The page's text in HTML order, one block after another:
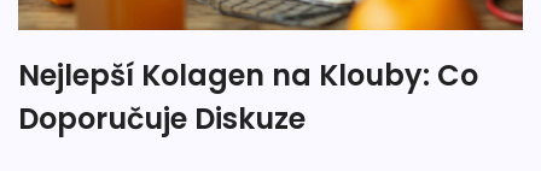
Nejlepší Kolagen na Klouby: Co
Doporučuje Diskuze